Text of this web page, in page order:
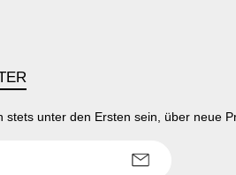
unter den Ersten sein, über neue